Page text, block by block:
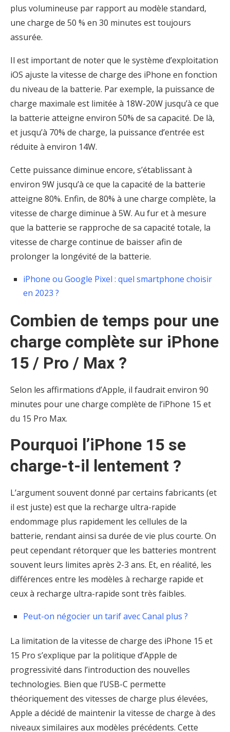
plus volumineuse par rapport au modèle standard,
une charge de 50 % en 30 minutes est toujours
assurée.
Il est important de noter que le système d’exploitation
iOS ajuste la vitesse de charge des iPhone en fonction
du niveau de la batterie. Par exemple, la puissance de
charge maximale est limitée à 18W-20W jusqu’à ce que
la batterie atteigne environ 50% de sa capacité. De là,
et jusqu’à 70% de charge, la puissance d’entrée est
réduite à environ 14W.
Cette puissance diminue encore, s’établissant à
environ 9W jusqu’à ce que la capacité de la batterie
atteigne 80%. Enfin, de 80% à une charge complète, la
vitesse de charge diminue à 5W. Au fur et à mesure
que la batterie se rapproche de sa capacité totale, la
vitesse de charge continue de baisser afin de
prolonger la longévité de la batterie.
iPhone ou Google Pixel : quel smartphone choisir
en 2023 ?
Combien de temps pour une
charge complète sur iPhone
15 / Pro / Max ?
Selon les affirmations d’Apple, il faudrait environ 90
minutes pour une charge complète de l’iPhone 15 et
du 15 Pro Max.
Pourquoi l’iPhone 15 se
charge-t-il lentement ?
L’argument souvent donné par certains fabricants (et
il est juste) est que la recharge ultra-rapide
endommage plus rapidement les cellules de la
batterie, rendant ainsi sa durée de vie plus courte. On
peut cependant rétorquer que les batteries montrent
souvent leurs limites après 2-3 ans. Et, en réalité, les
différences entre les modèles à recharge rapide et
ceux à recharge ultra-rapide sont très faibles.
Peut-on négocier un tarif avec Canal plus ?
La limitation de la vitesse de charge des iPhone 15 et
15 Pro s’explique par la politique d’Apple de
progressivité dans l’introduction des nouvelles
technologies. Bien que l’USB-C permette
théoriquement des vitesses de charge plus élevées,
Apple a décidé de maintenir la vitesse de charge à des
niveaux similaires aux modèles précédents. Cette